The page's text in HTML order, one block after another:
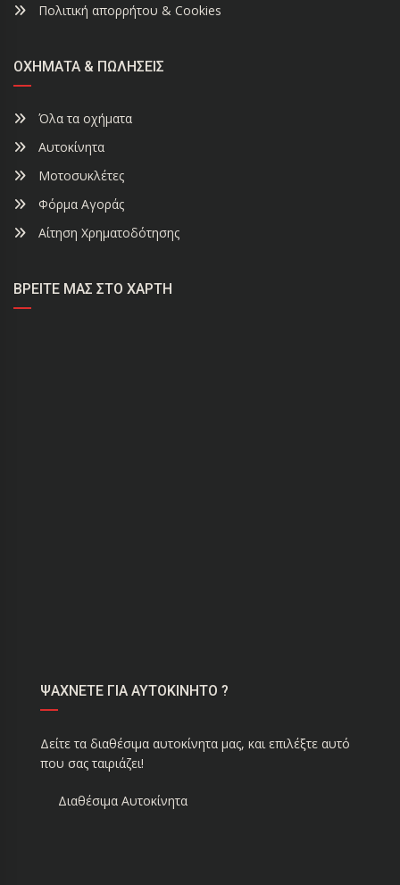
Πολιτική απορρήτου & Cookies
ΟΧΉΜΑΤΑ & ΠΩΛΉΣΕΙΣ
Όλα τα οχήματα
Αυτοκίνητα
Μοτοσυκλέτες
Φόρμα Αγοράς
Αίτηση Χρηματοδότησης
ΒΡΕΊΤΕ ΜΑΣ ΣΤΟ ΧΆΡΤΗ
ΨΑΧΝΕΤΕ ΓΙΑ ΑΥΤΟΚΙΝΗΤΟ ?
Δείτε τα διαθέσιμα αυτοκίνητα μας, και επιλέξτε αυτό
που σας ταιριάζει!
Διαθέσιμα Αυτοκίνητα